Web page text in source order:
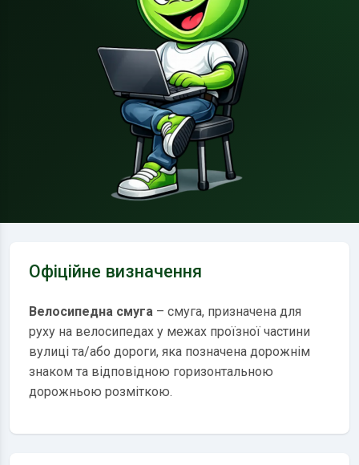
Офіційне визначення
Велосипедна смуга – смуга, призначена для
руху на велосипедах у межах проїзної частини
вулиці та/або дороги, яка позначена дорожнім
знаком та відповідною горизонтальною
дорожньою розміткою.